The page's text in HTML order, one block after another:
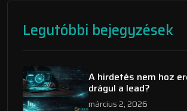
Legutóbbi bejegyzések
A hirdetés nem hoz
drágul a lead?
március 2, 2026